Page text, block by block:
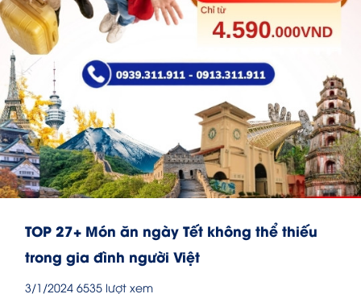
TOP 27+ Món ăn ngày Tết không thể thiếu
trong gia đình người Việt
3/1/2024 6535 lượt xem